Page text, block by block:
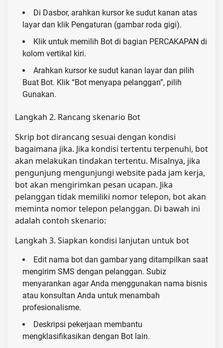
Di Dasbor, arahkan kursor ke sudut kanan atas
layar dan klik Pengaturan (gambar roda gigi).
Klik untuk memilih Bot di bagian PERCAKAPAN di
kolom vertikal kiri.
Arahkan kursor ke sudut kanan layar dan pilih
Buat Bot. Klik “Bot menyapa pelanggan”, pilih
Gunakan.
Langkah 2. Rancang skenario Bot
Skrip bot dirancang sesuai dengan kondisi
bagaimana jika. Jika kondisi tertentu terpenuhi, bot
akan melakukan tindakan tertentu. Misalnya, jika
pengunjung mengunjungi website pada jam kerja,
bot akan mengirimkan pesan ucapan. Jika
pelanggan tidak memiliki nomor telepon, bot akan
meminta nomor telepon pelanggan. Di bawah ini
adalah contoh skenario:
Langkah 3. Siapkan kondisi lanjutan untuk bot
Edit nama bot dan gambar yang ditampilkan saat
mengirim SMS dengan pelanggan. Subiz
menyarankan agar Anda menggunakan nama bisnis
atau konsultan Anda untuk menambah
profesionalisme.
Deskripsi pekerjaan membantu
mengklasifikasikan dengan Bot lain.